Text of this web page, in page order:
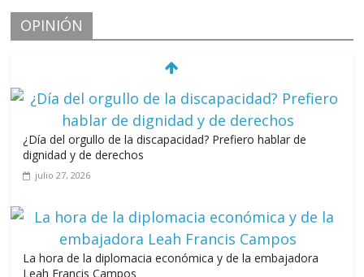
OPINIÓN
¿Día del orgullo de la discapacidad? Prefiero hablar de
dignidad y de derechos
julio 27, 2026
La hora de la diplomacia económica y de la embajadora
Leah Francis Campos